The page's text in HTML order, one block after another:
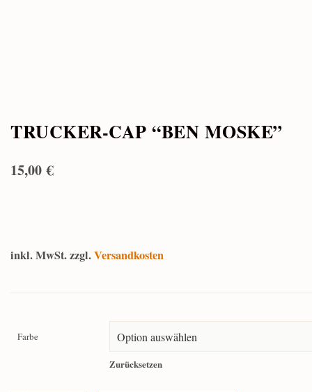
TRUCKER-CAP “BEN MOSKE”
15,00€
inkl. MwSt.zzgl.Versandkosten
Farbe
Zurücksetzen